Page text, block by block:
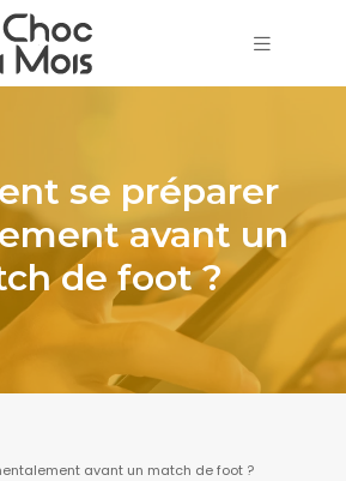
se préparer
avant un
de foot ?
avant un match de foot ?